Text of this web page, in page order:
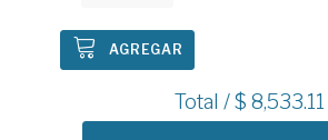
AGREGAR
Total / $ 8,533.11